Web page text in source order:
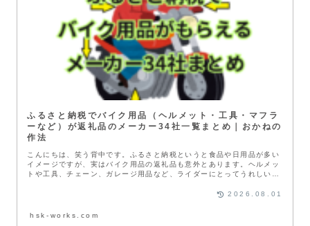
ふるさと納税でバイク用品（ヘルメット・工具・マフラ
ーなど）が返礼品のメーカー34社一覧まとめ｜おかねの
作法
こんにちは、笑う背中です。ふるさと納税というと食品や日用品が多い
イメージですが、実はバイク用品の返礼品も意外とあります。ヘルメッ
トや工具、チェーン、ガレージ用品など、ライダーにとってうれしいア
hsk-works.com
2026.08.01